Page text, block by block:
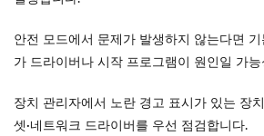
안전 모드에서 문제가 발생하지 않는다면
가 드라이버나 시작 프로그램이 원인일 가
장치 관리자에서 노란 경고 표시가 있는 장
셋·네트워크 드라이버를 우선 점검합니다.